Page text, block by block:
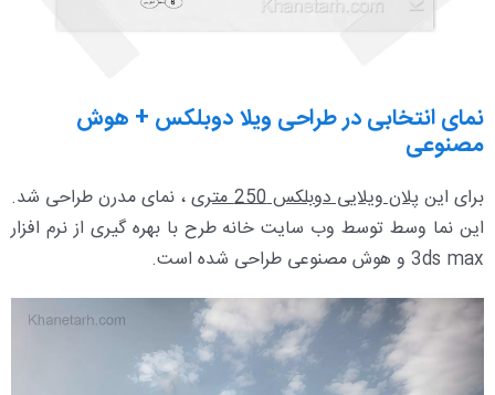
نمای انتخابی در طراحی ویلا دوبلکس + هوش
مصنوعی
برای این پلان ویلایی دوبلکس 250 متری
، نمای مدرن طراحی شد.
این نما وسط توسط وب سایت خانه طرح با بهره گیری از نرم افزار
3ds max و هوش مصنوعی طراحی شده است.